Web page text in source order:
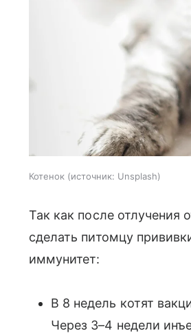
Котенок источник: Unsplash
Так как после отлучения
сделать питомцу
иммунитет:
В 8 недель котят
Через 3–4 недели